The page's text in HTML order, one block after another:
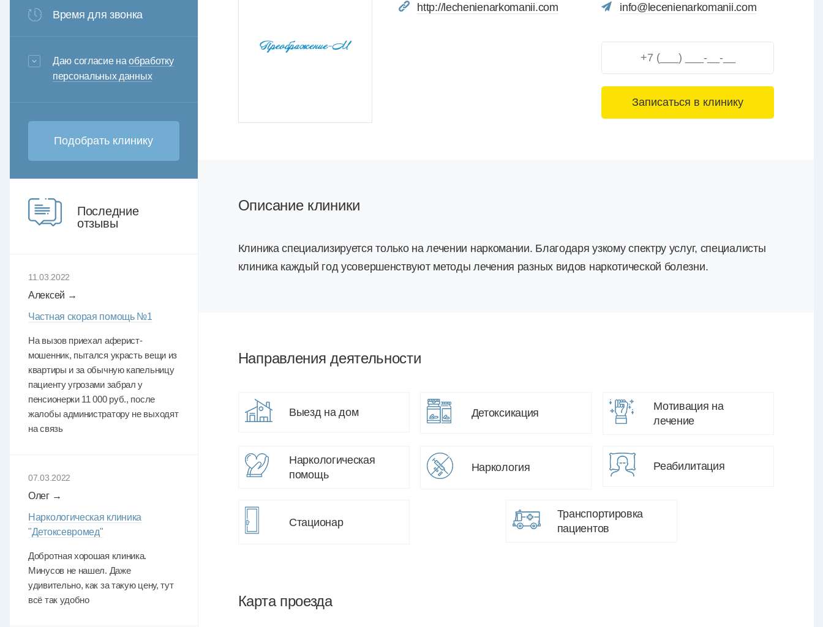
http://lechenienarkomanii.com info@lecenienarkomanii.com
3+6=
Описание клиники
Клиника специализируется только на лечении наркомании. Благодаря узкому спектру услуг, специалисты
клиника каждый год усовершенствуют методы лечения разных видов наркотической болезни.
Направления деятельности
Выезд на дом Детоксикация
Мотивация на
лечение
Наркологическая
помощь
Наркология Реабилитация
Стационар
Транспортировка
пациентов
Карта проезда
Время для звонка
3+6=
Даю согласие наобработку
персональных данных
Последние
отзывы
11.03.2022
Алексей →
Частная скорая помощь №1
На вызов приехал аферист-
мошенник, пытался украсть вещи из
квартиры и за обычную капельницу
пациенту угрозами забрал у
пенсионерки 11 000 руб., после
жалобы администратору не выходят
на связь
07.03.2022
Олег →
Наркологическая клиника
"Детоксевромед"
Добротная хорошая клиника.
Минусов не нашел. Даже
удивительно, как за такую цену, тут
всё так удобно